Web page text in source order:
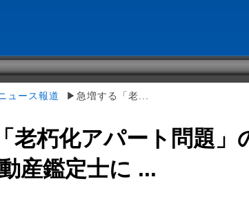
ュース報道 ▶急増する「老...
老朽化アパート問題」
産鑑定士に ...